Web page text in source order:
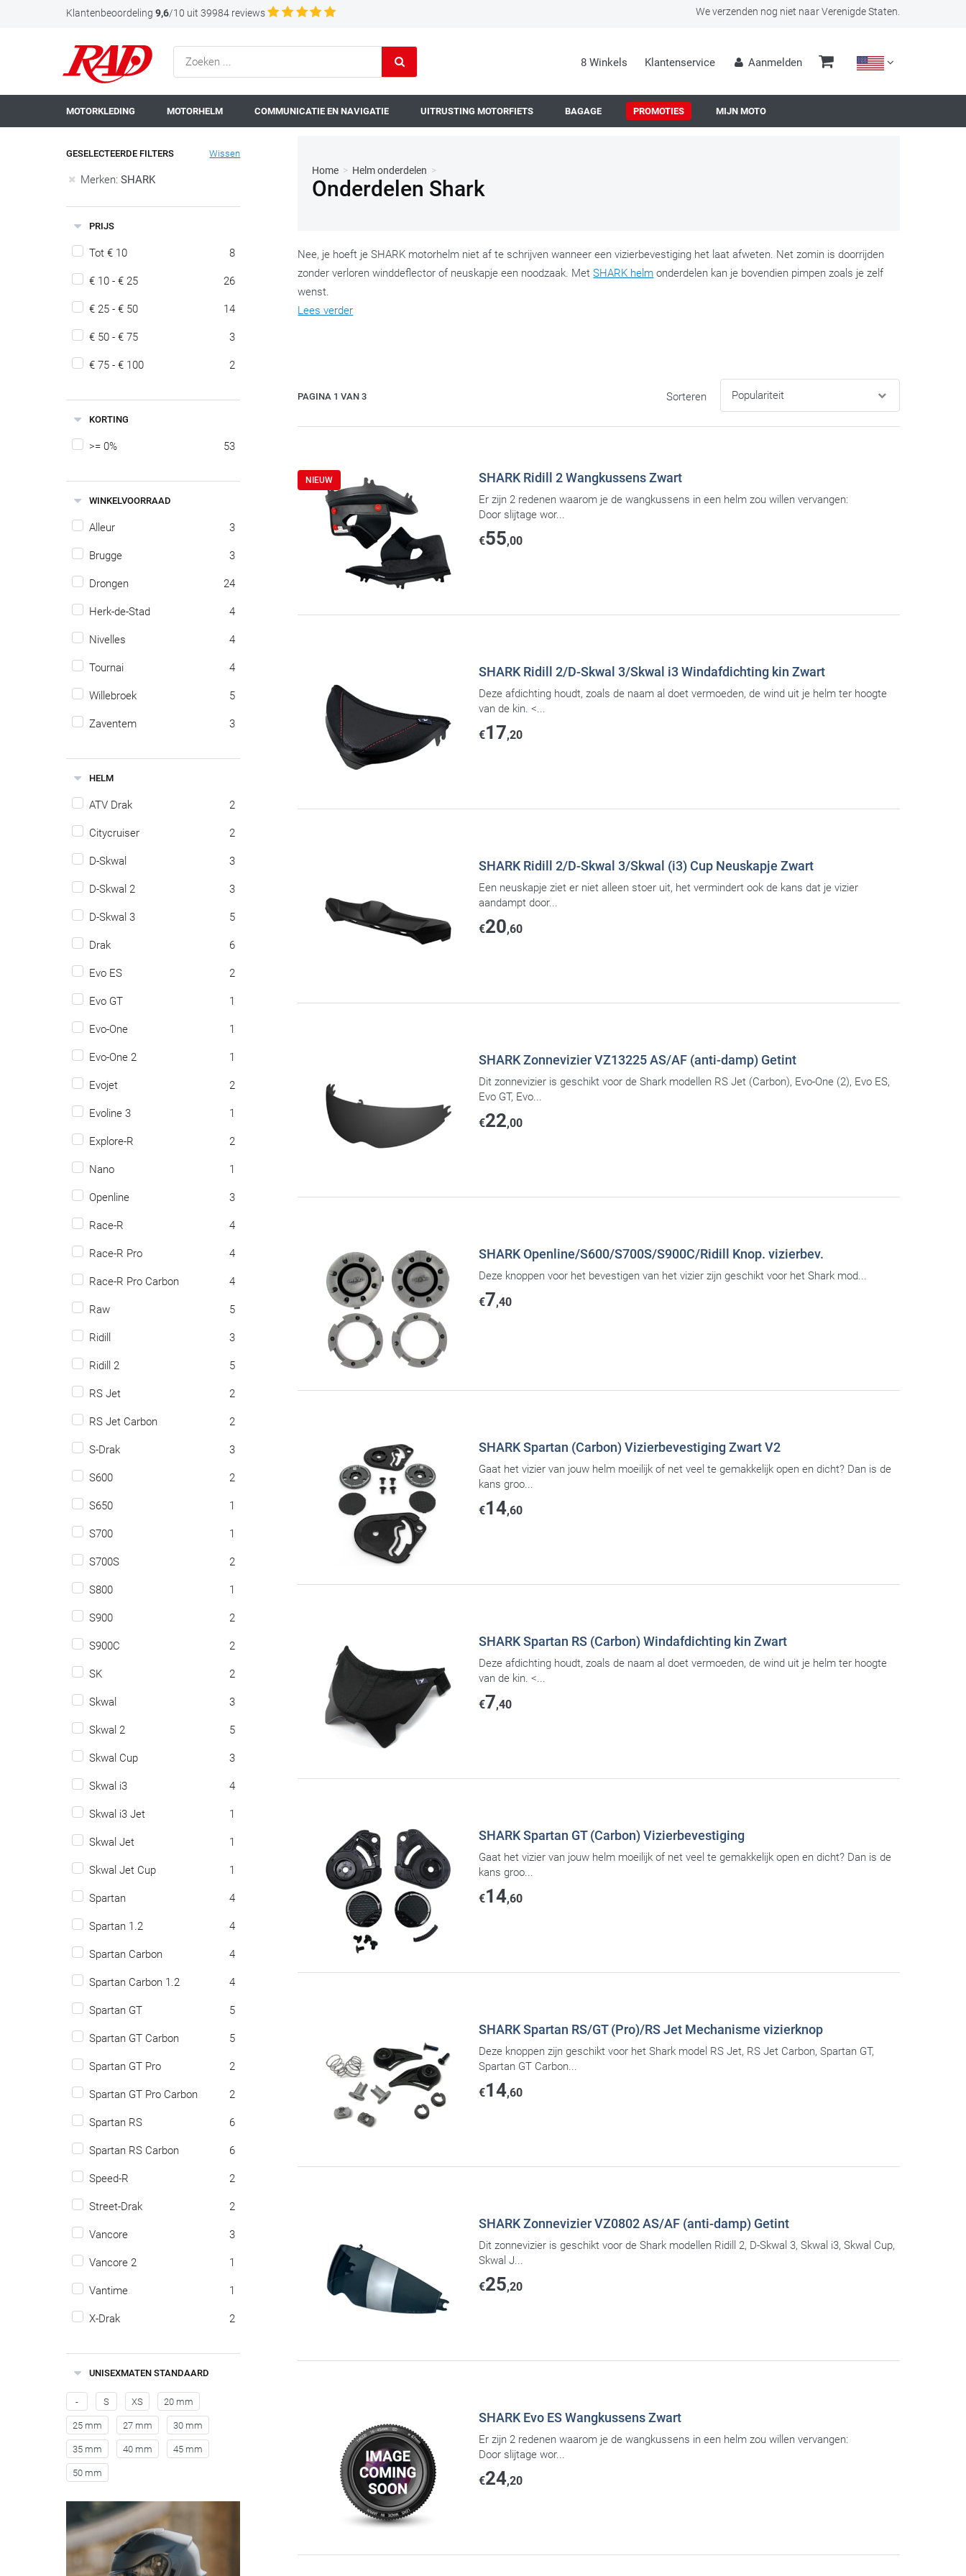
Klantenbeoordeling 9,6/10 uit 39984 reviews We verzenden nog niet naar Verenigde Staten.
8 Winkels Klantenservice Aanmelden
MOTORKLEDING MOTORHELM COMMUNICATIE EN NAVIGATIE UITRUSTING MOTORFIETS BAGAGE PROMOTIES MIJN MOTO
GESELECTEERDE FILTERS Wissen
Merken: SHARK
PRIJS
Tot € 10 8
€ 10 - € 25 26
€ 25 - € 50 14
€ 50 - € 75 3
€ 75 - € 100 2
KORTING
>= 0% 53
WINKELVOORRAAD
Alleur 3
Brugge 3
Drongen 24
Herk-de-Stad 4
Nivelles 4
Tournai 4
Willebroek 5
Zaventem 3
HELM
ATV Drak 2
Citycruiser 2
D-Skwal 3
D-Skwal 2 3
D-Skwal 3 5
Drak 6
Evo ES 2
Evo GT 1
Evo-One 1
Evo-One 2 1
Evojet 2
Evoline 3 1
Explore-R 2
Nano 1
Openline 3
Race-R 4
Race-R Pro 4
Race-R Pro Carbon 4
Raw 5
Ridill 3
Ridill 2 5
RS Jet 2
RS Jet Carbon 2
S-Drak 3
S600 2
S650 1
S700 1
S700S 2
S800 1
S900 2
S900C 2
SK 2
Skwal 3
Skwal 2 5
Skwal Cup 3
Skwal i3 4
Skwal i3 Jet 1
Skwal Jet 1
Skwal Jet Cup 1
Spartan 4
Spartan 1.2 4
Spartan Carbon 4
Spartan Carbon 1.2 4
Spartan GT 5
Spartan GT Carbon 5
Spartan GT Pro 2
Spartan GT Pro Carbon 2
Spartan RS 6
Spartan RS Carbon 6
Speed-R 2
Street-Drak 2
Vancore 3
Vancore 2 1
Vantime 1
X-Drak 2
UNISEXMATEN STANDAARD
- S XS 20 mm
25 mm 27 mm 30 mm
35 mm 40 mm 45 mm
50 mm
Home > Helm onderdelen >
Onderdelen Shark
Nee, je hoeft je SHARK motorhelm niet af te schrijven wanneer een vizierbevestiging het laat afweten. Net zomin is doorrijden
zonder verloren winddeflector of neuskapje een noodzaak. MetSHARK helm onderdelen kan je bovendien pimpen zoals je zelf
wenst.
Lees verder
PAGINA 1 VAN 3 Sorteren
NIEUW SHARK Ridill 2 Wangkussens Zwart
Er zijn 2 redenen waarom je de wangkussens in een helm zou willen vervangen:
Door slijtage wor...
€55,00
SHARK Ridill 2/D-Skwal 3/Skwal i3 Windafdichting kin Zwart
Deze afdichting houdt, zoals de naam al doet vermoeden, de wind uit je helm ter hoogte
van de kin. <...
€17,20
SHARK Ridill 2/D-Skwal 3/Skwal (i3) Cup Neuskapje Zwart
Een neuskapje ziet er niet alleen stoer uit, het vermindert ook de kans dat je vizier
aandampt door...
€20,60
SHARK Zonnevizier VZ13225 AS/AF (anti-damp) Getint
Dit zonnevizier is geschikt voor de Shark modellen RS Jet (Carbon), Evo-One (2), Evo ES,
Evo GT, Evo...
€22,00
SHARK Openline/S600/S700S/S900C/Ridill Knop. vizierbev.
Deze knoppen voor het bevestigen van het vizier zijn geschikt voor het Shark mod...
€7,40
SHARK Spartan (Carbon) Vizierbevestiging Zwart V2
Gaat het vizier van jouw helm moeilijk of net veel te gemakkelijk open en dicht? Dan is de
kans groo...
€14,60
SHARK Spartan RS (Carbon) Windafdichting kin Zwart
Deze afdichting houdt, zoals de naam al doet vermoeden, de wind uit je helm ter hoogte
van de kin. <...
€7,40
SHARK Spartan GT (Carbon) Vizierbevestiging
Gaat het vizier van jouw helm moeilijk of net veel te gemakkelijk open en dicht? Dan is de
kans groo...
€14,60
SHARK Spartan RS/GT (Pro)/RS Jet Mechanisme vizierknop
Deze knoppen zijn geschikt voor het Shark model RS Jet, RS Jet Carbon, Spartan GT,
Spartan GT Carbon...
€14,60
SHARK Zonnevizier VZ0802 AS/AF (anti-damp) Getint
Dit zonnevizier is geschikt voor de Shark modellen Ridill 2, D-Skwal 3, Skwal i3, Skwal Cup,
Skwal J...
€25,20
SHARK Evo ES Wangkussens Zwart
Er zijn 2 redenen waarom je de wangkussens in een helm zou willen vervangen:
Door slijtage wor...
€24,20